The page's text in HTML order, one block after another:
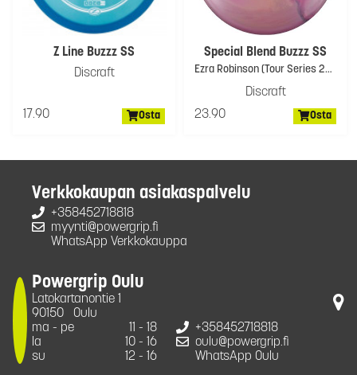
Z Line Buzzz SS
Discraft
17.90 Osta
Special Blend Buzzz SS
Ezra Robinson (Tour Series 2026)
Discraft
23.90
Osta
Verkkokaupan asiakaspalvelu
+358452718818
myynti@powergrip.fi
WhatsApp Verkkokauppa
Powergrip Oulu
Latokartanontie 1
90150
Oulu
ma - pe
11 - 18
la
10 - 16
su
12 - 16
+358452718818
oulu@powergrip.fi
WhatsApp Oulu